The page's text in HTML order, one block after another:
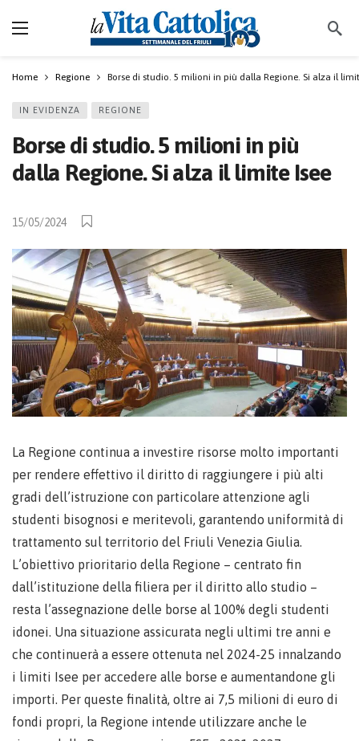
Home Regione Borse di studio. 5 milioni in più dalla Regione. Si alza il
IN EVIDENZA REGIONE
Borse di studio. 5 milioni in più
dalla Regione. Si alza il limite Isee
15/05/2024
La Regione continua a investire risorse molto importanti
per rendere effettivo il diritto di raggiungere i più alti
gradi dell’istruzione con particolare attenzione agli
studenti bisognosi e meritevoli, garantendo uniformità di
trattamento sul territorio del Friuli Venezia Giulia.
L’obiettivo prioritario della Regione – centrato fin
dall’istituzione della filiera per il diritto allo studio –
resta l’assegnazione delle borse al 100% degli studenti
idonei. Una situazione assicurata negli ultimi tre anni e
che continuerà a essere ottenuta nel 2024-25 innalzando
i limiti Isee per accedere alle borse e aumentandone gli
importi. Per queste finalità, oltre ai 7,5 milioni di euro di
fondi propri, la Regione intende utilizzare anche le